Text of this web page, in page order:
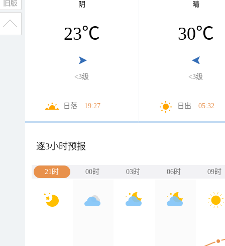
阴
23℃
<3级
日落 19:27
晴
30℃
<3级
日出 05:32
逐3小时预报
21时 00时 03时 06时 09时